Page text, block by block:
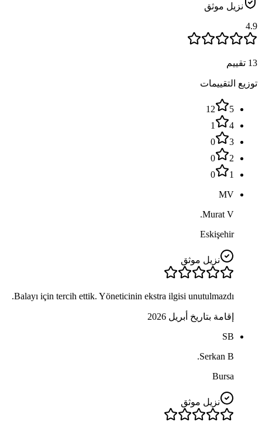
نزيل موثق
4.9
13 تقييم
توزيع التقييمات
5
12
4
1
3
0
2
0
1
0
MV
Murat V.
Eskişehir
نزيل موثق
Balayı için tercih ettik. Yöneticinin ekstra ilgisi unutulmazdı.
إقامة بتاريخ أبريل 2026
SB
Serkan B.
Bursa
نزيل موثق